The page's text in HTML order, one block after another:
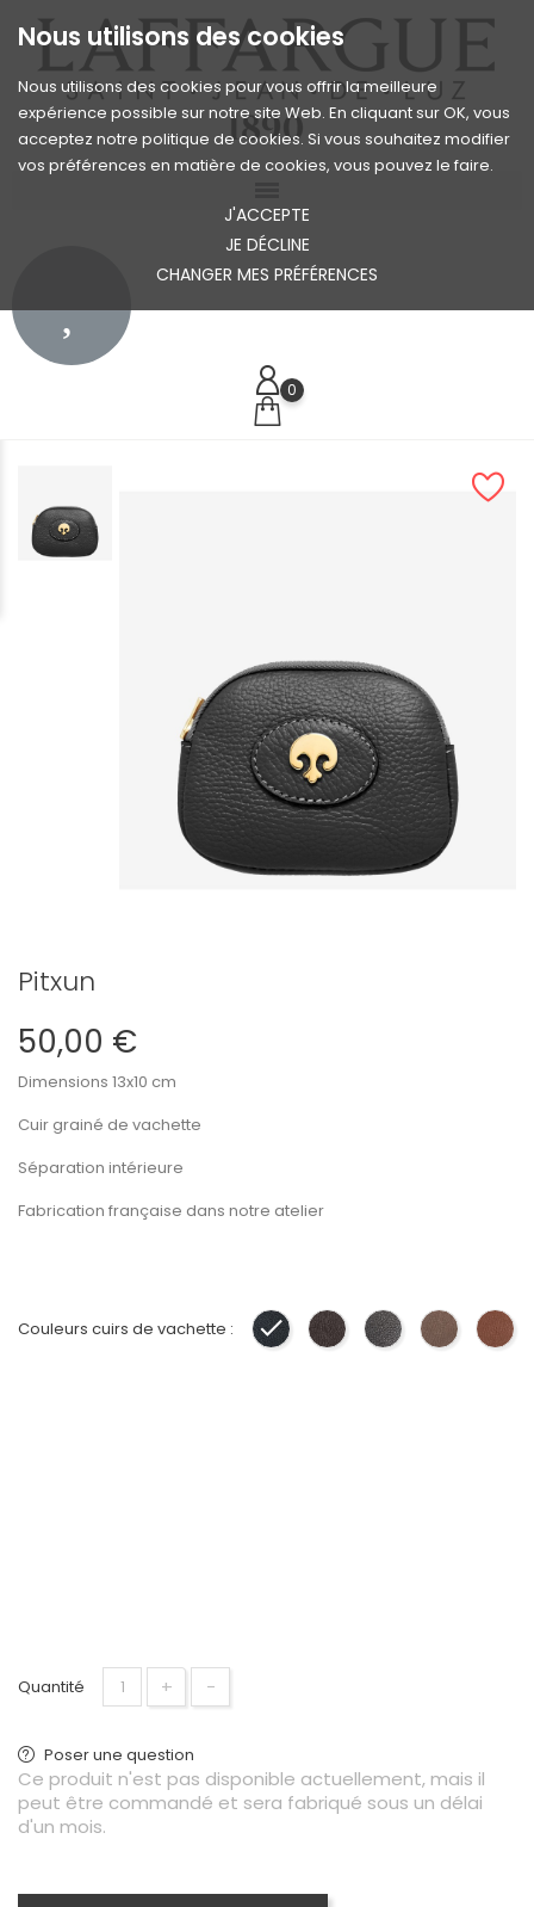
Nous utilisons des cookies
Nous utilisons des cookies pour vous offrir la meilleure
expérience possible sur notre site Web. En cliquant sur OK, vous
acceptez notre politique de cookies. Si vous souhaitez modifier
vos préférences en matière de cookies, vous pouvez le faire.
J'ACCEPTE
JE DÉCLINE
CHANGER MES PRÉFÉRENCES
0
Pitxun
50,00 €
Dimensions 13x10 cm
Cuir grainé de vachette
Séparation intérieure
Fabrication française dans notre atelier
Couleurs cuirs de vachette : Noir MarronGris Taupe
Quantité + −
Poser une question
Ce produit n'est pas disponible actuellement, mais il
peut être commandé et sera fabriqué sous un délai
d'un mois.